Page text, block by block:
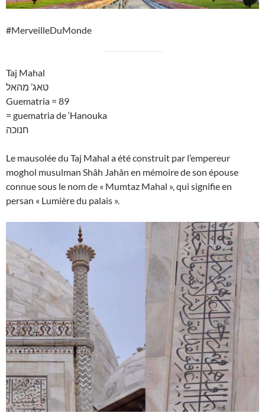
#MerveilleDuMonde
Taj Mahal
טאג’ מהאל
Guematria = 89
= guematria de ‘Hanouka
חנוכה
Le mausolée du Taj Mahal a été construit par l’empereur
moghol musulman Shâh Jahân en mémoire de son épouse
connue sous le nom de « Mumtaz Mahal », qui signifie en
persan « Lumière du palais ».